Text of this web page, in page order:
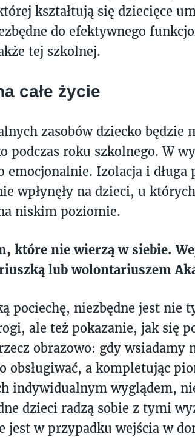
kształtują się dziecięce
do efektywnego
tej szkolnej.
całe życie
zasobów dziecko będzie
podczas roku szkolnego. W
emocjonalnie. Izolacja i długa
wpłynęły na dzieci, u
niskim poziomie.
które nie wierzą w siebie.
lub wolontariuszem
pociechę, niezbędne jest nie
ale też pokazanie, jak się
obrazowo: gdy wsiadamy
obsługiwać, a kompletując
indywidualnym wyglądem,
dzieci radzą sobie z tymi
jest w przypadku wejścia w